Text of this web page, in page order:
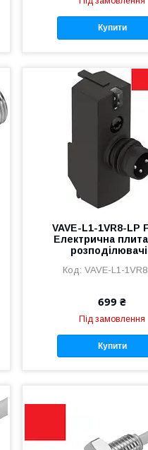
Купити
VAVE-L1-1VR8-LP
Електрична
VAVE-L1-
699 ₴
Під замовлення
Купити